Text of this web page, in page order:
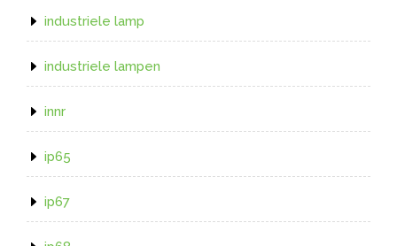
industriele lamp
industriele lampen
innr
ip65
ip67